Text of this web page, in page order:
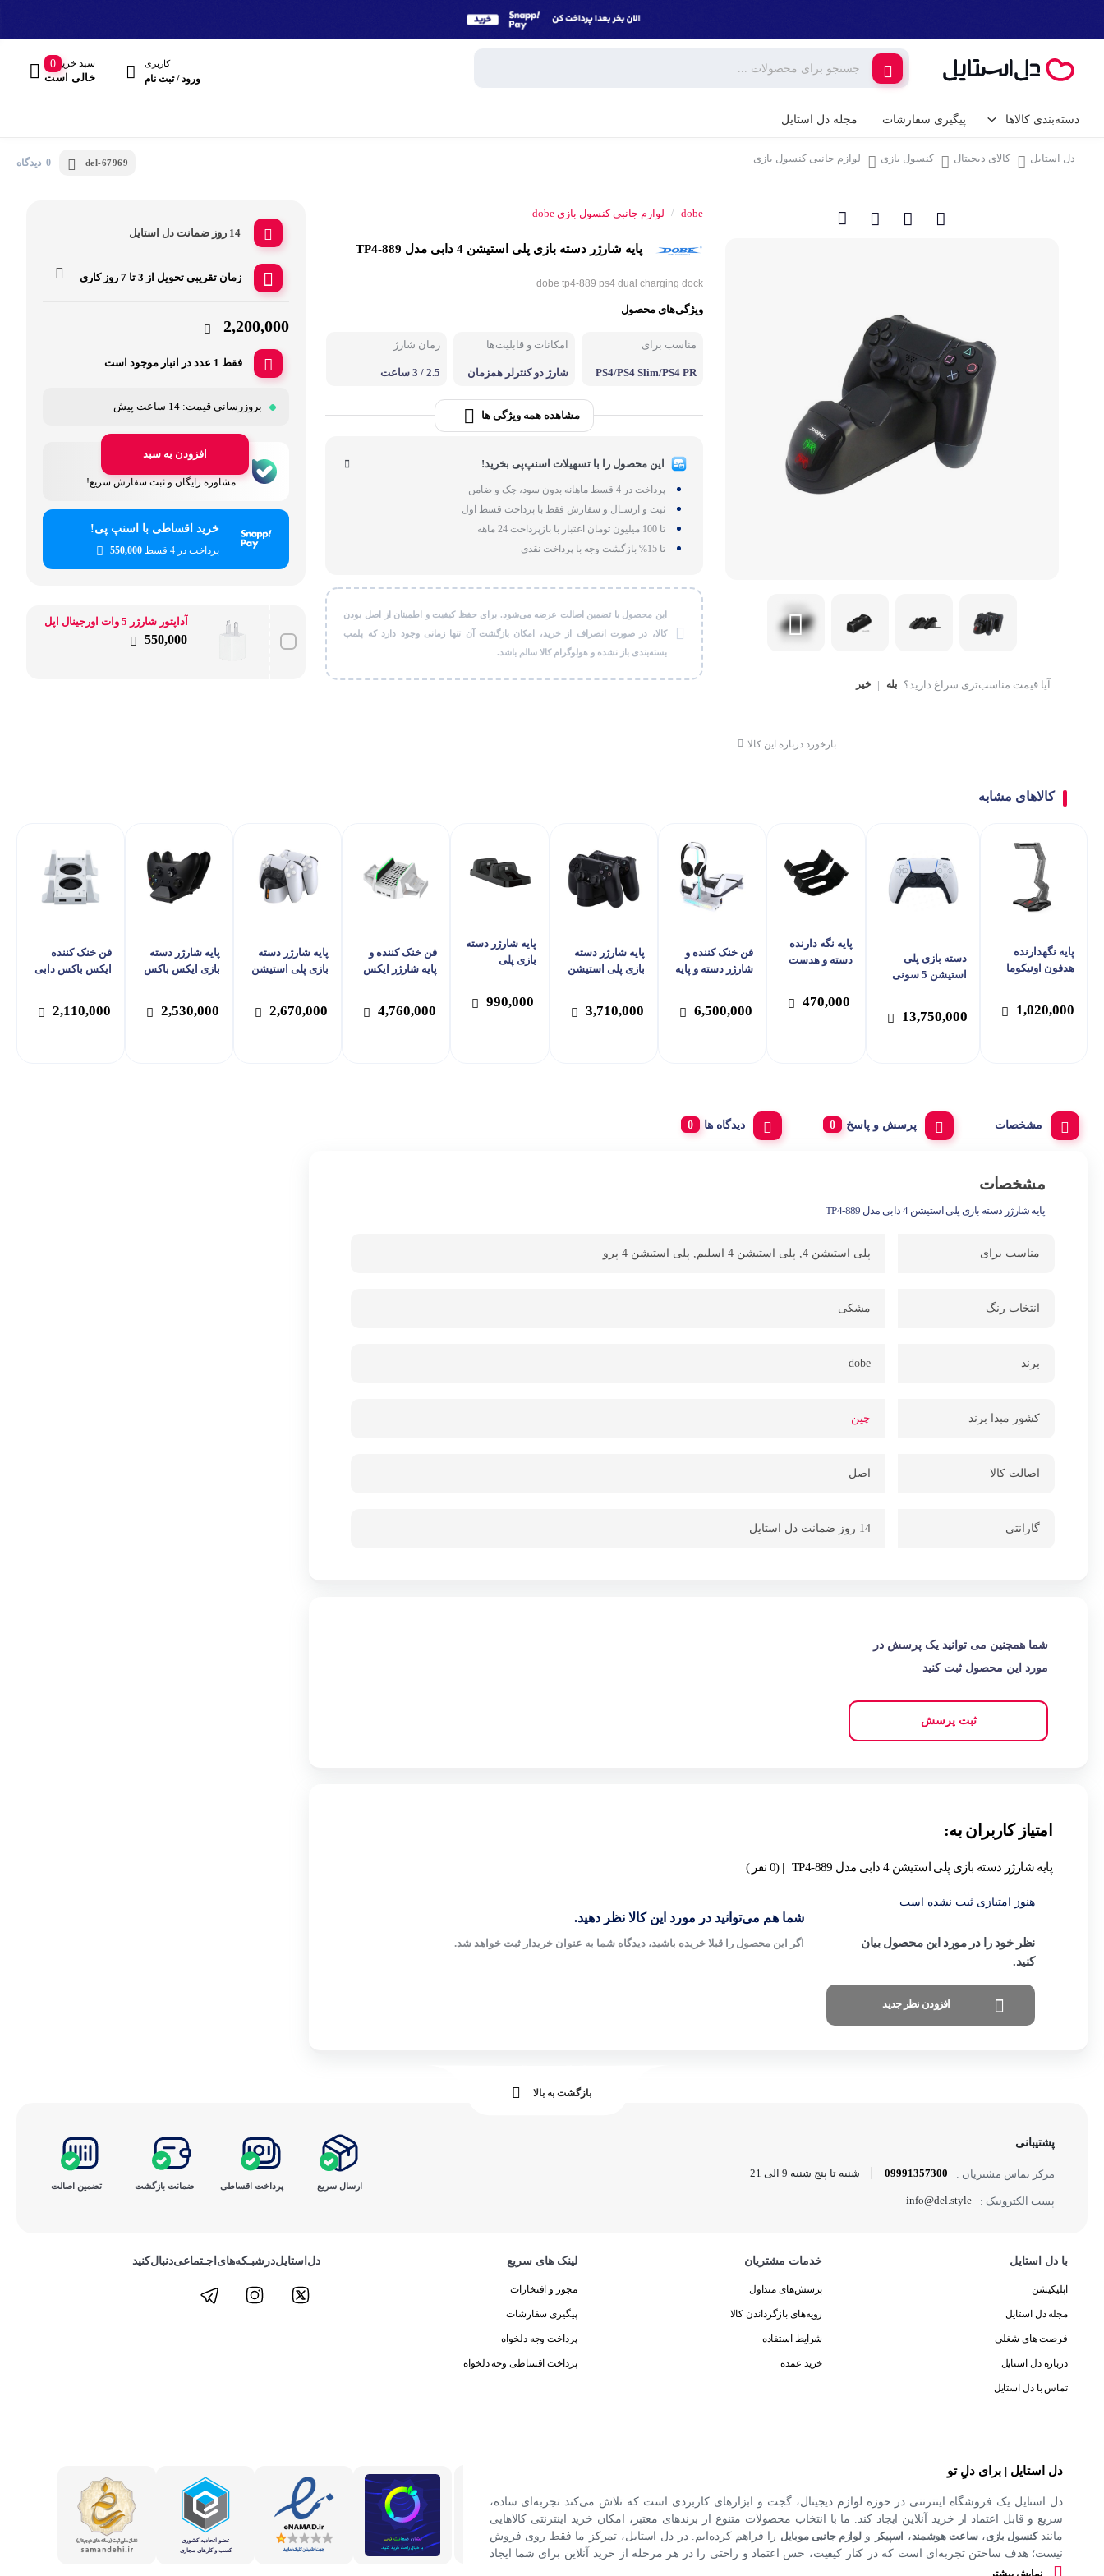
کاربری
ورود / ثبت نام
سبد خرید
خالی است
0
دسته‌بندی کالاها
کالای دیجیتال
تجهیزات شبکه و ارتباطات
هارد دیسک اکسترنال
ساعت هوشمند
پاوربانک
ابزار آلات و تجهیزات
کتاب، لوازم تحریر و هنر
اسباب بازی
پیگیری سفارشات مجله دل استایل
دل استایل کالای دیجیتال کنسول بازی لوازم جانبی کنسول بازی del-67969 0 دیدگاه
آیا قیمت مناسب‌تری سراغ دارید؟ بله | خیر
بازخورد درباره این کالا
dobe
/ لوازم جانبی کنسول بازی dobe
پایه شارژر دسته بازی پلی استیشن 4 دابی مدل TP4-889
dobe tp4-889 ps4 dual charging dock
ویژگی‌های محصول
مناسب برای
PS4/PS4 Slim/PS4 PR
امکانات و قابلیت‌ها
شارژ دو کنترلر همزمان
زمان شارژ
2.5 / 3 ساعت
مشاهده همه ویژگی ها
این محصول را با تسهیلات اسنپ‌پی بخرید!
پرداخت در 4 قسط ماهانه بدون سود، چک و ضامن
ثبت و ارسـال و سفارش فقط با پرداخت قسط اول
تا 100 میلیون تومان اعتبار با بازپرداخت 24 ماهه
تا 15% بازگشت وجه با پرداخت نقدی
این محصول با تضمین اصالت عرضه می‌شود. برای حفظ کیفیت و اطمینان از اصل بودن
کالا، در صورت انصراف از خرید، امکان بازگشت آن تنها زمانی وجود دارد که پلمپ
بسته‌بندی باز نشده و هولوگرام کالا سالم باشد.
14 روز ضمانت دل استایل
زمان تقریبی تحویل از 3 تا 7 روز کاری
2,200,000
فقط 1 عدد در انبار موجود است
بروزرسانی قیمت: 14 ساعت پیش
افزودن به سبد
پشتیبانی دل‌استایل
مشاوره رایگان و ثبت سفارش سریع!
خرید اقساطی با اسنپ پی!
پرداخت در 4 قسط 550,000
آداپتور شارژر 5 وات اورجینال اپل
550,000
کالاهای مشابه
پایه نگهدارنده
هدفون اونیکوما
1,020,000
دسته بازی پلی
استیشن 5 سونی
13,750,000
پایه نگه دارنده
دسته و هدست
470,000
فن خنک کننده و
شارژر دسته و پایه
پی جی تک مدل
6,500,000
پایه شارژر دسته
بازی پلی استیشن
3,710,000
پایه شارژر دسته
بازی پلی
990,000
فن خنک کننده و
پایه شارژر ایکس
مناسب برای Xbox 4,760,000
پایه شارژر دسته
بازی پلی استیشن
2,670,000
پایه شارژر دسته
بازی ایکس باکس
مناسب برای Xbox2,530,000
فن خنک کننده
ایکس باکس دابی
Series S
2,110,000
مشخصات پرسش و پاسخ دیدگاه ها
مشخصات
پایه شارژر دسته بازی پلی استیشن 4 دابی مدل TP4-889
مناسب برای پلی استیشن 4, پلی استیشن 4 اسلیم, پلی استیشن 4 پرو
انتخاب رنگ مشکی
برند dobe
کشور مبدا برند چین
اصالت کالا اصل
گارانتی 14 روز ضمانت دل استایل
شما همچنین می توانید یک پرسش در
مورد این محصول ثبت کنید
ثبت پرسش
امتیاز کاربران به:
پایه شارژر دسته بازی پلی استیشن 4 دابی مدل TP4-889 | (0 نفر )
هنوز امتیازی ثبت نشده است
نظر خود را در مورد این محصول بیان
کنید.
افزودن نظر جدید
شما هم می‌توانید در مورد این کالا نظر دهید.
اگر این محصول را قبلا خریده باشید، دیدگاه شما به عنوان خریدار ثبت خواهد شد.
بازگشت به بالا
پشتیبانی
مرکز تماس مشتریان : 09991357300 شنبه تا پنج شنبه 9 الی 21
پست الکترونیک : info@del.style
ارسال سریع پرداخت ‌اقساطی ضمانت بازگشت تضمین اصالت
با دل استایل
اپلیکیشن
مجله دل استایل
فرصت های شغلی
درباره دل استایل
تماس با دل استایل
خدمات مشتریان
پرسش‌های متداول
رویه‌های بازگرداندن کالا
شرایط استفاده
خرید عمده
لینک های سریع
مجوز و افتخارات
پیگیری سفارشات
پرداخت وجه دلخواه
پرداخت اقساطی وجه دلخواه
دل‌استایل‌در‌‌شبـکه‌های‌اجـتماعی‌دنبال‌کنید
دل استایل | برای دلِ تو
دل استایل یک فروشگاه اینترنتی در حوزه لوازم دیجیتال، گجت و ابزارهای کاربردی است که تلاش می‌کند تجربه‌ای ساده،
سریع و قابل اعتماد از خرید آنلاین ایجاد کند. ما با انتخاب محصولات متنوع از برندهای معتبر، امکان خرید اینترنتی کالاهایی
مانندکنسول بازی،ساعت هوشمند، اسپیکر ولوازم جانبی موبایل را فراهم کرده‌ایم. در دل استایل، تمرکز ما فقط روی فروش
نیست؛ هدف ساختن تجربه‌ای است که در کنار کیفیت، حس اعتماد و راحتی را در هر مرحله از خرید آنلاین برای شما ایجاد
کند.